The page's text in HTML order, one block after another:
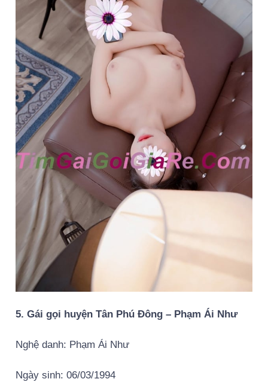
5. Gái gọi huyện Tân Phú Đông – Phạm Ái Như
Nghệ danh: Phạm Ái Như
Ngày sinh: 06/03/1994